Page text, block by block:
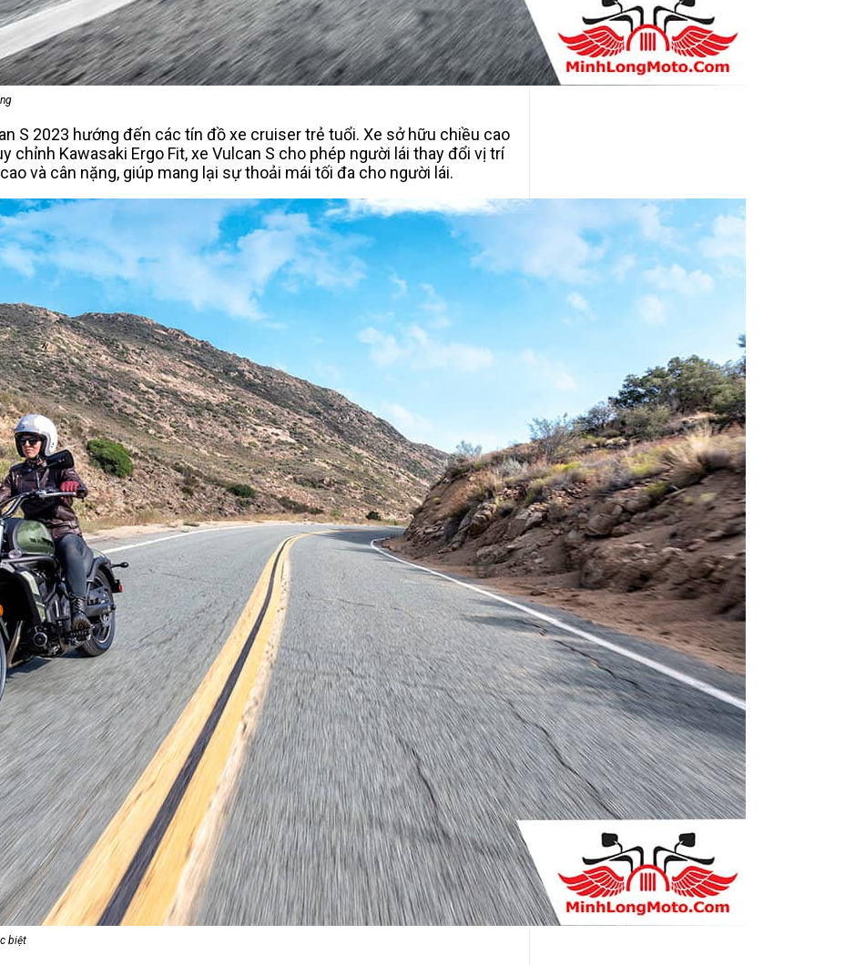
S 2023 hướng đến các tín đồ xe cruiser trẻ tuổi. Xe sở hữu chiều cao
chỉnh Kawasaki Ergo Fit, xe Vulcan S cho phép người lái thay đổi vị trí
và cân nặng, giúp mang lại sự thoải mái tối đa cho người lái.
biệt